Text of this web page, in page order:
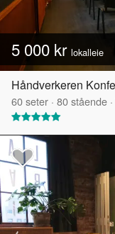
5 000 kr lokalleie
60seter · 80stående ·